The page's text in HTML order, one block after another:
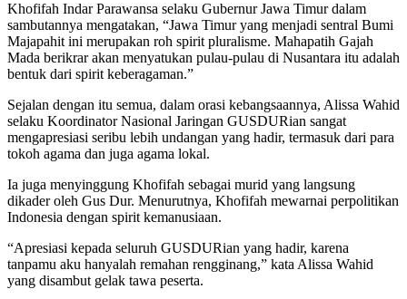
Khofifah Indar Parawansa selaku Gubernur Jawa Timur dalam
sambutannya mengatakan, “Jawa Timur yang menjadi sentral Bumi
Majapahit ini merupakan roh spirit pluralisme. Mahapatih Gajah
Mada berikrar akan menyatukan pulau-pulau di Nusantara itu adalah
bentuk dari spirit keberagaman.”
Sejalan dengan itu semua, dalam orasi kebangsaannya, Alissa Wahid
selaku Koordinator Nasional Jaringan GUSDURian sangat
mengapresiasi seribu lebih undangan yang hadir, termasuk dari para
tokoh agama dan juga agama lokal.
Ia juga menyinggung Khofifah sebagai murid yang langsung
dikader oleh Gus Dur. Menurutnya, Khofifah mewarnai perpolitikan
Indonesia dengan spirit kemanusiaan.
“Apresiasi kepada seluruh GUSDURian yang hadir, karena
tanpamu aku hanyalah remahan rengginang,” kata Alissa Wahid
yang disambut gelak tawa peserta.